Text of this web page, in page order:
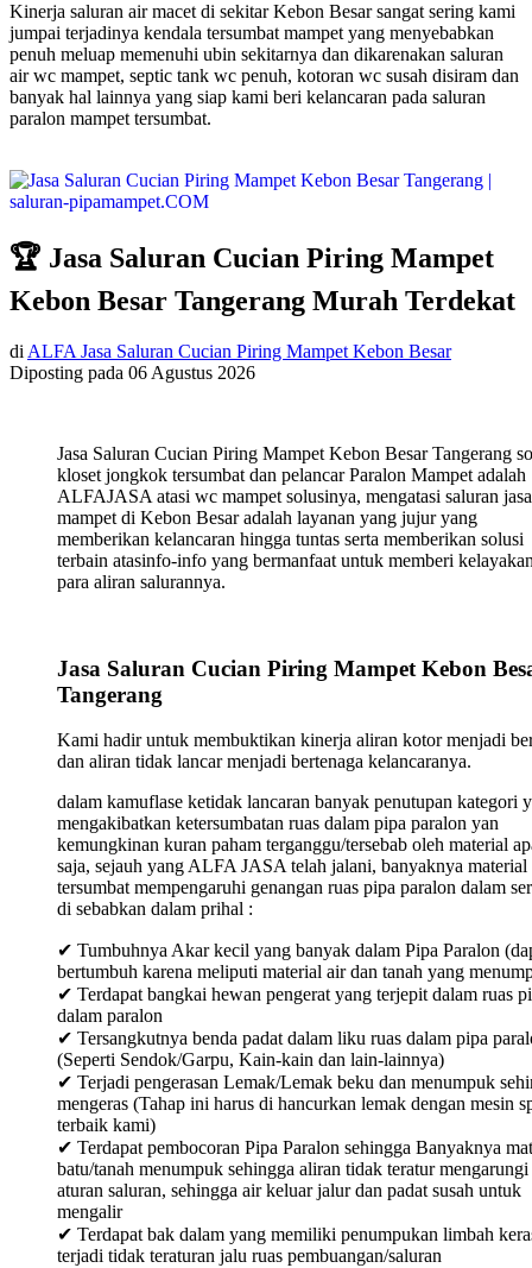
Kinerja saluran air macet di sekitar Kebon Besar sangat sering kami
jumpai terjadinya kendala tersumbat mampet yang menyebabkan
penuh meluap memenuhi ubin sekitarnya dan dikarenakan saluran
air wc mampet, septic tank wc penuh, kotoran wc susah disiram dan
banyak hal lainnya yang siap kami beri kelancaran pada saluran
paralon mampet tersumbat.
🏆 Jasa Saluran Cucian Piring Mampet
Kebon Besar Tangerang Murah Terdekat
di ALFA Jasa Saluran Cucian Piring Mampet Kebon Besar
Diposting pada 06 Agustus 2026
Jasa Saluran Cucian Piring Mampet Kebon Besar Tangerang
kloset jongkok tersumbat dan pelancar Paralon Mampet adalah
ALFAJASA atasi wc mampet solusinya, mengatasi saluran jasa
mampet di Kebon Besar adalah layanan yang jujur yang
memberikan kelancaran hingga tuntas serta memberikan solusi
terbain atasinfo-info yang bermanfaat untuk memberi
para aliran salurannya.
Jasa Saluran Cucian Piring Mampet Kebon
Tangerang
Kami hadir untuk membuktikan kinerja aliran kotor menjadi
dan aliran tidak lancar menjadi bertenaga kelancaranya.
dalam kamuflase ketidak lancaran banyak penutupan kategori
mengakibatkan ketersumbatan ruas dalam pipa paralon yan
kemungkinan kuran paham terganggu/tersebab oleh material
saja, sejauh yang ALFA JASA telah jalani, banyaknya material
tersumbat mempengaruhi genangan ruas pipa paralon dalam
di sebabkan dalam prihal :
✔ Tumbuhnya Akar kecil yang banyak dalam Pipa Paralon
bertumbuh karena meliputi material air dan tanah yang
✔ Terdapat bangkai hewan pengerat yang terjepit dalam ruas
dalam paralon
✔ Tersangkutnya benda padat dalam liku ruas dalam pipa
(Seperti Sendok/Garpu, Kain-kain dan lain-lainnya)
✔ Terjadi pengerasan Lemak/Lemak beku dan menumpuk
mengeras (Tahap ini harus di hancurkan lemak dengan mesin
terbaik kami)
✔ Terdapat pembocoran Pipa Paralon sehingga Banyaknya
batu/tanah menumpuk sehingga aliran tidak teratur mengarungi
aturan saluran, sehingga air keluar jalur dan padat susah untuk
mengalir
✔ Terdapat bak dalam yang memiliki penumpukan limbah
terjadi tidak teraturan jalu ruas pembuangan/saluran